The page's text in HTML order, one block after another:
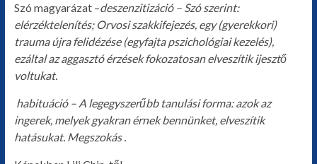
Szó magyarázat –deszenzitizáció – Szó szerint:
elérzéktelenítés; Orvosi szakkifejezés, egy (gyerekkori)
trauma újra felidézése (egyfajta pszichológiai kezelés),
ezáltal az aggasztó érzések fokozatosan elveszítik ijesztő
voltukat.
habituáció – A legegyszerűbb tanulási forma: azok az
ingerek, melyek gyakran érnek bennünket, elveszítik
hatásukat. Megszokás .